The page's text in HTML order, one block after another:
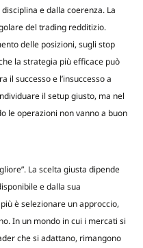
e dalla coerenza. La
del trading redditizio.
delle posizioni, sugli stop
la strategia più efficace può
il successo e l’insuccesso a
il setup giusto, ma nel
le operazioni non vanno a buon
La scelta giusta dipende
e dalla sua
è selezionare un approccio,
In un mondo in cui i mercati si
che si adattano, rimangono